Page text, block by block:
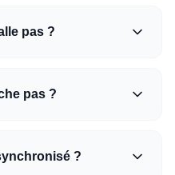
pas ?
pas ?
?